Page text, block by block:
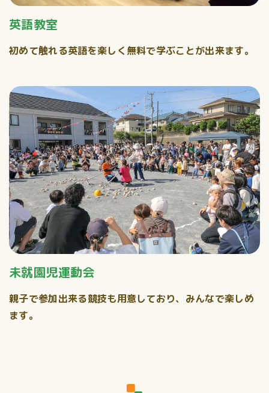
英語教室
初めて触れる英語を楽しく無料で学ぶことが出来ます。
未就園児運動会
親子で参加出来る競技も用意しており、みんなで楽しめ
ます。